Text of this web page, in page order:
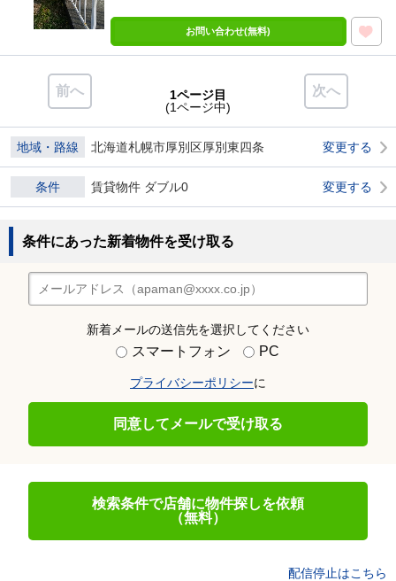
お問い合わせ(無料)
前へ 次へ
1ページ目
(1ページ中)
地域・路線 北海道札幌市厚別区厚別東四条 変更する
条件 賃貸物件 ダブル0 変更する
条件にあった新着物件を受け取る
新着メールの送信先を選択してください
スマートフォン PC
プライバシーポリシーに
同意してメールで受け取る
検索条件で店舗に物件探しを依頼
（無料）
配信停止はこちら